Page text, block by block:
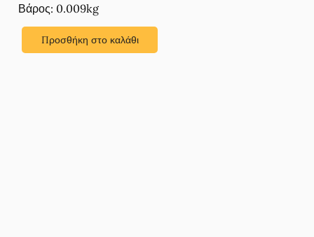
€3.05. είναι:
Βάρος: 0.009kg
Προσθήκη στο καλάθι